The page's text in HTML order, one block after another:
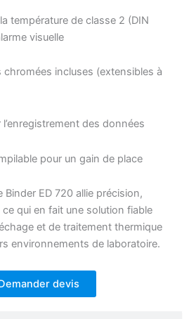
température de classe 2 (DIN
visuelle
chromées incluses (extensibles à
l’enregistrement des données
pour un gain de place
Binder ED 720 allie précision,
qui en fait une solution fiable
et de traitement thermique
environnements de laboratoire.
devis